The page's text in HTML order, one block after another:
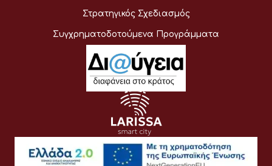
Στρατηγικός Σχεδιασμός
Συγχρηματοδοτούμενα Προγράμματα